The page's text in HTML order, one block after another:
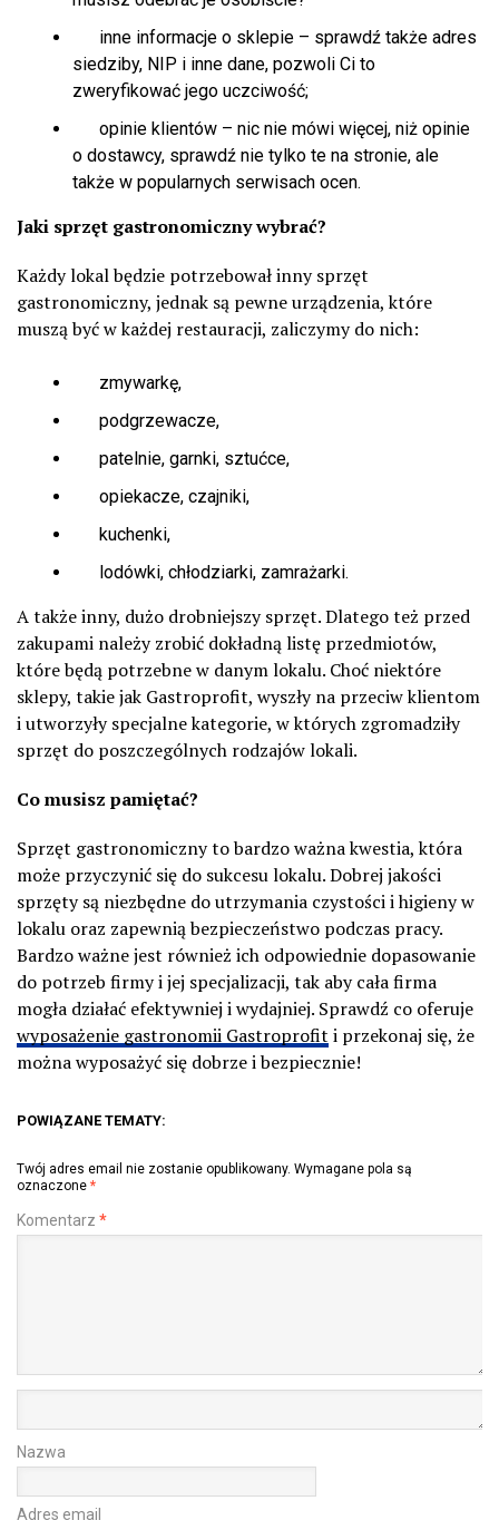
inne informacje o sklepie – sprawdź także adres
siedziby, NIP i inne dane, pozwoli Ci to
zweryfikować jego uczciwość;
opinie klientów – nic nie mówi więcej, niż opinie
o dostawcy, sprawdź nie tylko te na stronie, ale
także w popularnych serwisach ocen.
Jaki sprzęt gastronomiczny wybrać?
Każdy lokal będzie potrzebował inny sprzęt
gastronomiczny, jednak są pewne urządzenia, które
muszą być w każdej restauracji, zaliczymy do nich:
zmywarkę,
podgrzewacze,
patelnie, garnki, sztućce,
opiekacze, czajniki,
kuchenki,
lodówki, chłodziarki, zamrażarki.
A także inny, dużo drobniejszy sprzęt. Dlatego też przed
zakupami należy zrobić dokładną listę przedmiotów,
które będą potrzebne w danym lokalu. Choć niektóre
sklepy, takie jak Gastroprofit, wyszły na przeciw klientom
i utworzyły specjalne kategorie, w których zgromadziły
sprzęt do poszczególnych rodzajów lokali.
Co musisz pamiętać?
Sprzęt gastronomiczny to bardzo ważna kwestia, która
może przyczynić się do sukcesu lokalu. Dobrej jakości
sprzęty są niezbędne do utrzymania czystości i higieny w
lokalu oraz zapewnią bezpieczeństwo podczas pracy.
Bardzo ważne jest również ich odpowiednie dopasowanie
do potrzeb firmy i jej specjalizacji, tak aby cała firma
mogła działać efektywniej i wydajniej. Sprawdź co oferuje
wyposażenie gastronomii Gastroprofit i przekonaj się, że
można wyposażyć się dobrze i bezpiecznie!
POWIĄZANE TEMATY:
Twój adres email nie zostanie opublikowany. Wymagane pola są
oznaczone *
Komentarz *
Nazwa
Adres email